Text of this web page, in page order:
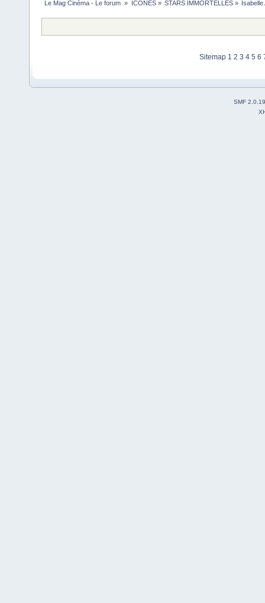
Le Mag Cinéma - Le forum » ICONES» STARS IMMORTELLES» Isabelle
Sitemap 1 2 3 4 5 6
SMF 2.0.19